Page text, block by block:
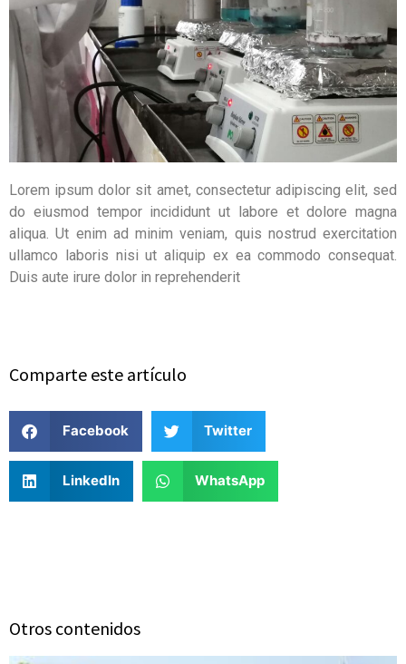
Lorem ipsum dolor sit amet, consectetur adipiscing elit, sed
do eiusmod tempor incididunt ut labore et dolore magna
aliqua. Ut enim ad minim veniam, quis nostrud exercitation
ullamco laboris nisi ut aliquip ex ea commodo consequat.
Duis aute irure dolor in reprehenderit
Comparte este artículo
Facebook Twitter
LinkedIn WhatsApp
Otros contenidos